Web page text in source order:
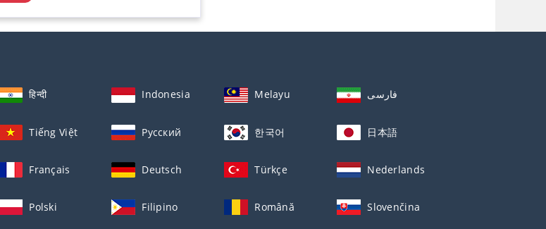
हिन्दी Indonesia Melayu فارسی
Tiếng Việt Русский 한국어 日本語
Français Deutsch Türkçe Nederlands
Polski Filipino Română Slovenčina